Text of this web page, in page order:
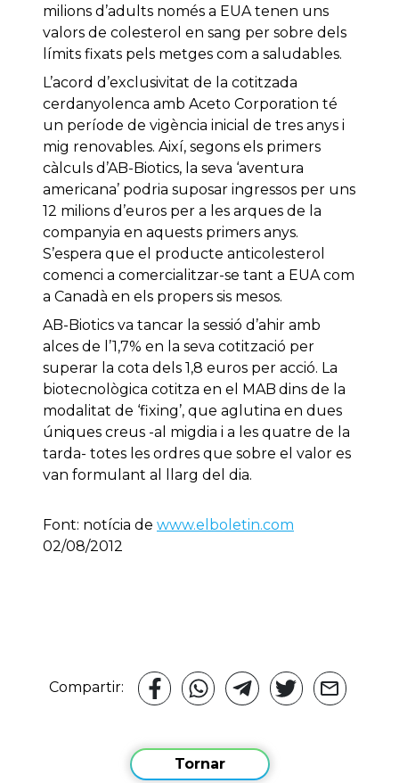
milions d’adults només a EUA tenen uns
valors de colesterol en sang per sobre dels
límits fixats pels metges com a saludables.
L’acord d’exclusivitat de la cotitzada
cerdanyolenca amb Aceto Corporation té
un període de vigència inicial de tres anys i
mig renovables. Així, segons els primers
càlculs d’AB-Biotics, la seva ‘aventura
americana’ podria suposar ingressos per uns
12 milions d’euros per a les arques de la
companyia en aquests primers anys.
S’espera que el producte anticolesterol
comenci a comercialitzar-se tant a EUA com
a Canadà en els propers sis mesos.
AB-Biotics va tancar la sessió d’ahir amb
alces de l’1,7% en la seva cotització per
superar la cota dels 1,8 euros per acció. La
biotecnològica cotitza en el MAB dins de la
modalitat de ‘fixing’, que aglutina en dues
úniques creus -al migdia i a les quatre de la
tarda- totes les ordres que sobre el valor es
van formulant al llarg del dia.
Font: notícia de www.elboletin.com
02/08/2012
Compartir:
Tornar